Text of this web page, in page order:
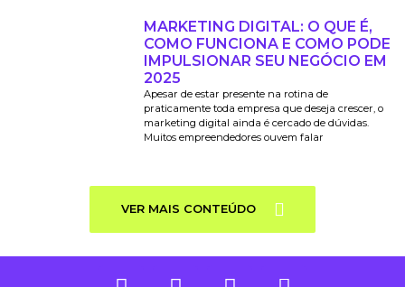
MARKETING DIGITAL: O QUE É,
COMO FUNCIONA E COMO PODE
IMPULSIONAR SEU NEGÓCIO EM
2025
Apesar de estar presente na rotina de
praticamente toda empresa que deseja crescer, o
marketing digital ainda é cercado de dúvidas.
Muitos empreendedores ouvem falar
VER MAIS CONTEÚDO